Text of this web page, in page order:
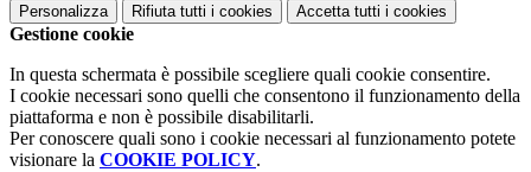
Personalizza Rifiuta tutti i cookies Accetta tutti i cookies
Gestione cookie
In questa schermata è possibile scegliere quali cookie consentire.
I cookie necessari sono quelli che consentono il funzionamento della
piattaforma e non è possibile disabilitarli.
Per conoscere quali sono i cookie necessari al funzionamento potete
visionare la COOKIE POLICY.